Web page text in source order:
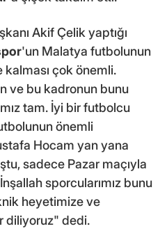
Akif Çelik yaptığı
'un Malatya futbolunun
kalması çok önemli.
ve bu kadronun bunu
tam. İyi bir futbolcu
önemli
Hocam yan yana
sadece Pazar maçıyla
sporcularımız bunu
heyetimize ve
diliyoruz" dedi.